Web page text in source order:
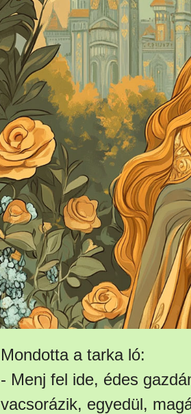
Mondotta a tarka ló:
- Menj fel ide, édes
vacsorázik, egyedül,